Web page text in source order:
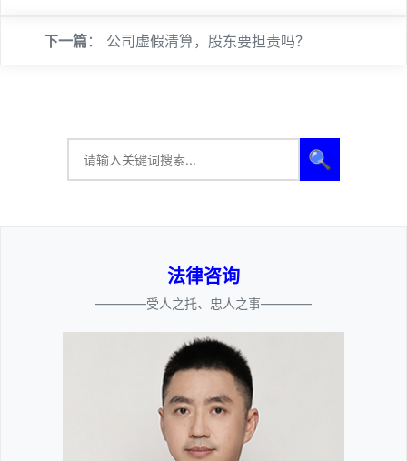
下一篇： 公司虚假清算，股东要担责吗？
🔍
法律咨询
————受人之托、忠人之事————